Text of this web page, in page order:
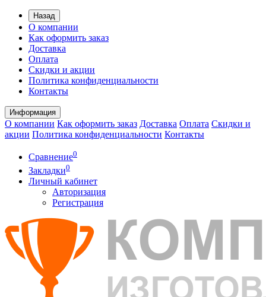
Назад
О компании
Как оформить заказ
Доставка
Оплата
Скидки и акции
Политика конфиденциальности
Контакты
Информация
О компании Как оформить заказ Доставка Оплата Скидки и
акции Политика конфиденциальности Контакты
Сравнение0
Закладки0
Личный кабинет
Авторизация
Регистрация